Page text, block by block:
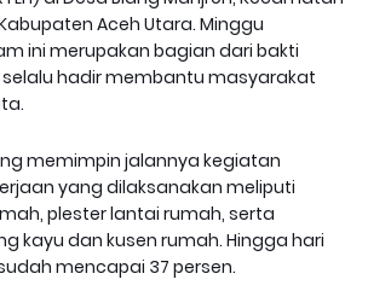
Aceh Utara. Minggu
ini merupakan bagian dari bakti
selalu hadir membantu masyarakat
memimpin jalannya kegiatan
yang dilaksanakan meliputi
plester lantai rumah, serta
kayu dan kusen rumah. Hingga hari
mencapai 37 persen.